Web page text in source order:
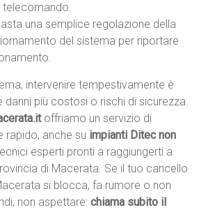
telecomando.
una semplice regolazione della
del sistema per riportare
intervenire tempestivamente è
danni più costosi o rischi di sicurezza.
offriamo un servizio di
rapido, anche su impianti Ditec non
esperti pronti a raggiungerti a
di Macerata. Se il tuo cancello
si blocca, fa rumore o non
non aspettare:chiama subito il